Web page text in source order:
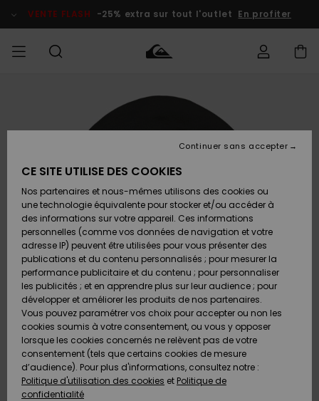
l'information
le
VENTE FLASH -25% extra sur tout l'outlet En profiter
Vêtements
Accessoires
Chaussures
& Tongs
Surf
Snow
Nouveautés
Vêtements
Accessoires
Chaussures
& Tongs
Surf
Snow
Nouveautés
FEMME
Shop
Nouveautés
A
Découvrir
Snow
SURF
Surf Shop
Homme
Enfant
Highlights
Communauté
SNOW
Snow
Shop
Snow
Shop
Enfant
Snow
Shop
Femme
A
Découvrir
Communauté
VENTE
FLASH
Outlet
Homme
Enfant
Outlet
Femme
Préférences
Langue Et
Région
Nederlands
Accéder à
ma
Retours
Paiement
Carte
Cadeau
Quiksilver
Freedom
Protection
des données
CE SITE UTILISE DES COOKIES
Nos partenaires et nous-mêmes utilisons des cookies ou
une technologie équivalente pour stocker et/ou accéder à
des informations sur votre appareil. Ces informations
personnelles (comme vos données de navigation et votre
adresse IP) peuvent être utilisées pour vous présenter des
publications et du contenu personnalisés ; pour mesurer la
performance publicitaire et du contenu ; pour personnaliser
les publicités ; et en apprendre plus sur leur audience ; pour
développer et améliorer les produits de nos partenaires.
Vous pouvez paramétrer vos choix pour accepter ou non les
cookies soumis à votre consentement, ou vous y opposer
lorsque les cookies concernés ne relèvent pas de votre
consentement (tels que certains cookies de mesure
d’audience). Pour plus d'informations, consultez notre :
Politique d'utilisation des cookies et Politique de
confidentialité
Continuer sans accepter